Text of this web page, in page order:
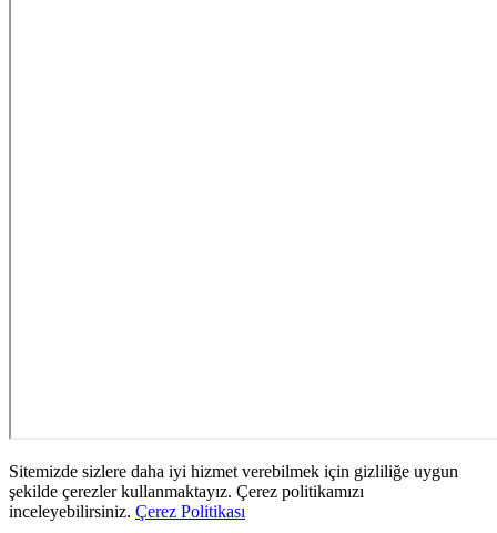
Sitemizde sizlere daha iyi hizmet verebilmek için gizliliğe uygun
şekilde çerezler kullanmaktayız. Çerez politikamızı
inceleyebilirsiniz. Çerez Politikası